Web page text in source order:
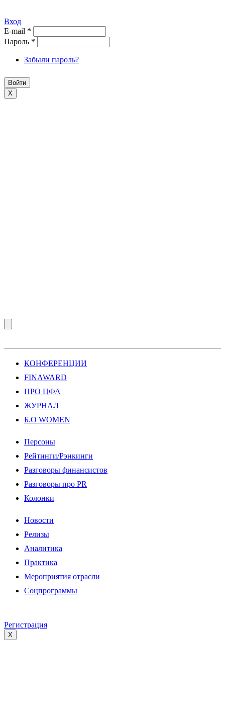
Вход
E-mail *
Пароль *
Забыли пароль?
X
КОНФЕРЕНЦИИ
FINAWARD
ПРО ЦФА
ЖУРНАЛ
Б.О WOMEN
Персоны
Рейтинги/Рэнкинги
Разговоры финансистов
Разговоры про PR
Колонки
Новости
Релизы
Аналитика
Практика
Мероприятия отрасли
Соцпрограммы
Регистрация
X